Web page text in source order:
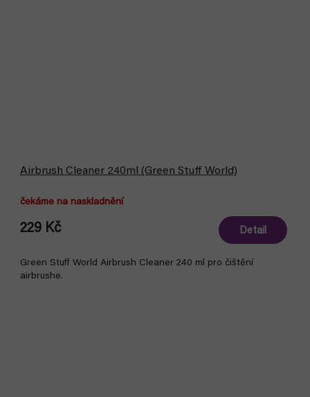
Airbrush Cleaner 240ml (Green Stuff World)
čekáme na naskladnění
229 Kč Detail
Green Stuff World Airbrush Cleaner 240 ml pro čištění
airbrushe.